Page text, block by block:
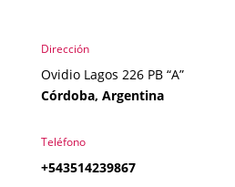
Dirección
Ovidio Lagos 226 PB “A”
Córdoba, Argentina
Teléfono
+543514239867